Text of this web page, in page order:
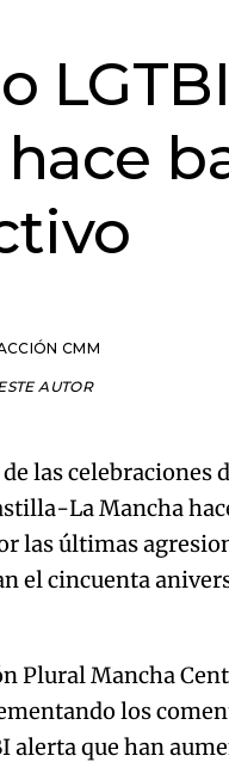
CMM
AUTOR
las celebraciones
La Mancha
las últimas
el cincuenta
Plural Mancha
los
alerta que han